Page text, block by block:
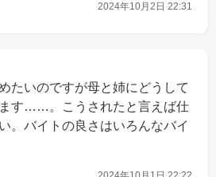
2024年10月2日 22:31
たいのですが母と姉にどうして
す……。こうされたと言えば仕
。バイトの良さはいろんなバイ